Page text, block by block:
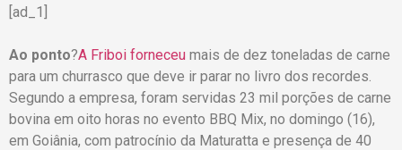
[ad_1]
Ao ponto?A Friboi forneceu mais de dez toneladas de carne
para um churrasco que deve ir parar no livro dos recordes.
Segundo a empresa, foram servidas 23 mil porções de carne
bovina em oito horas no evento BBQ Mix, no domingo (16),
em Goiânia, com patrocínio da Maturatta e presença de 40